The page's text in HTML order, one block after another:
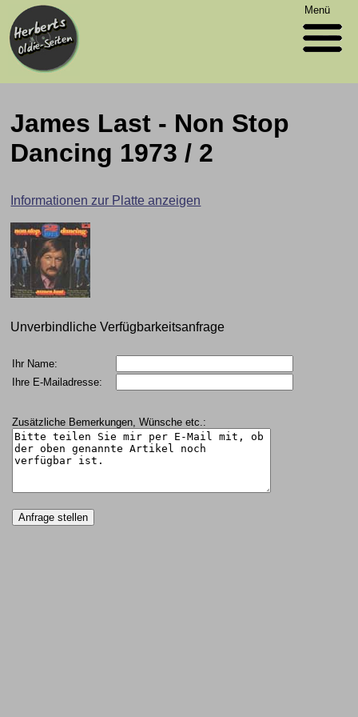
Menü
James Last - Non Stop
Dancing 1973 / 2
Informationen zur Platte anzeigen
Unverbindliche Verfügbarkeitsanfrage
Ihr Name:
Ihre E-Mailadresse:
Zusätzliche Bemerkungen, Wünsche etc.: